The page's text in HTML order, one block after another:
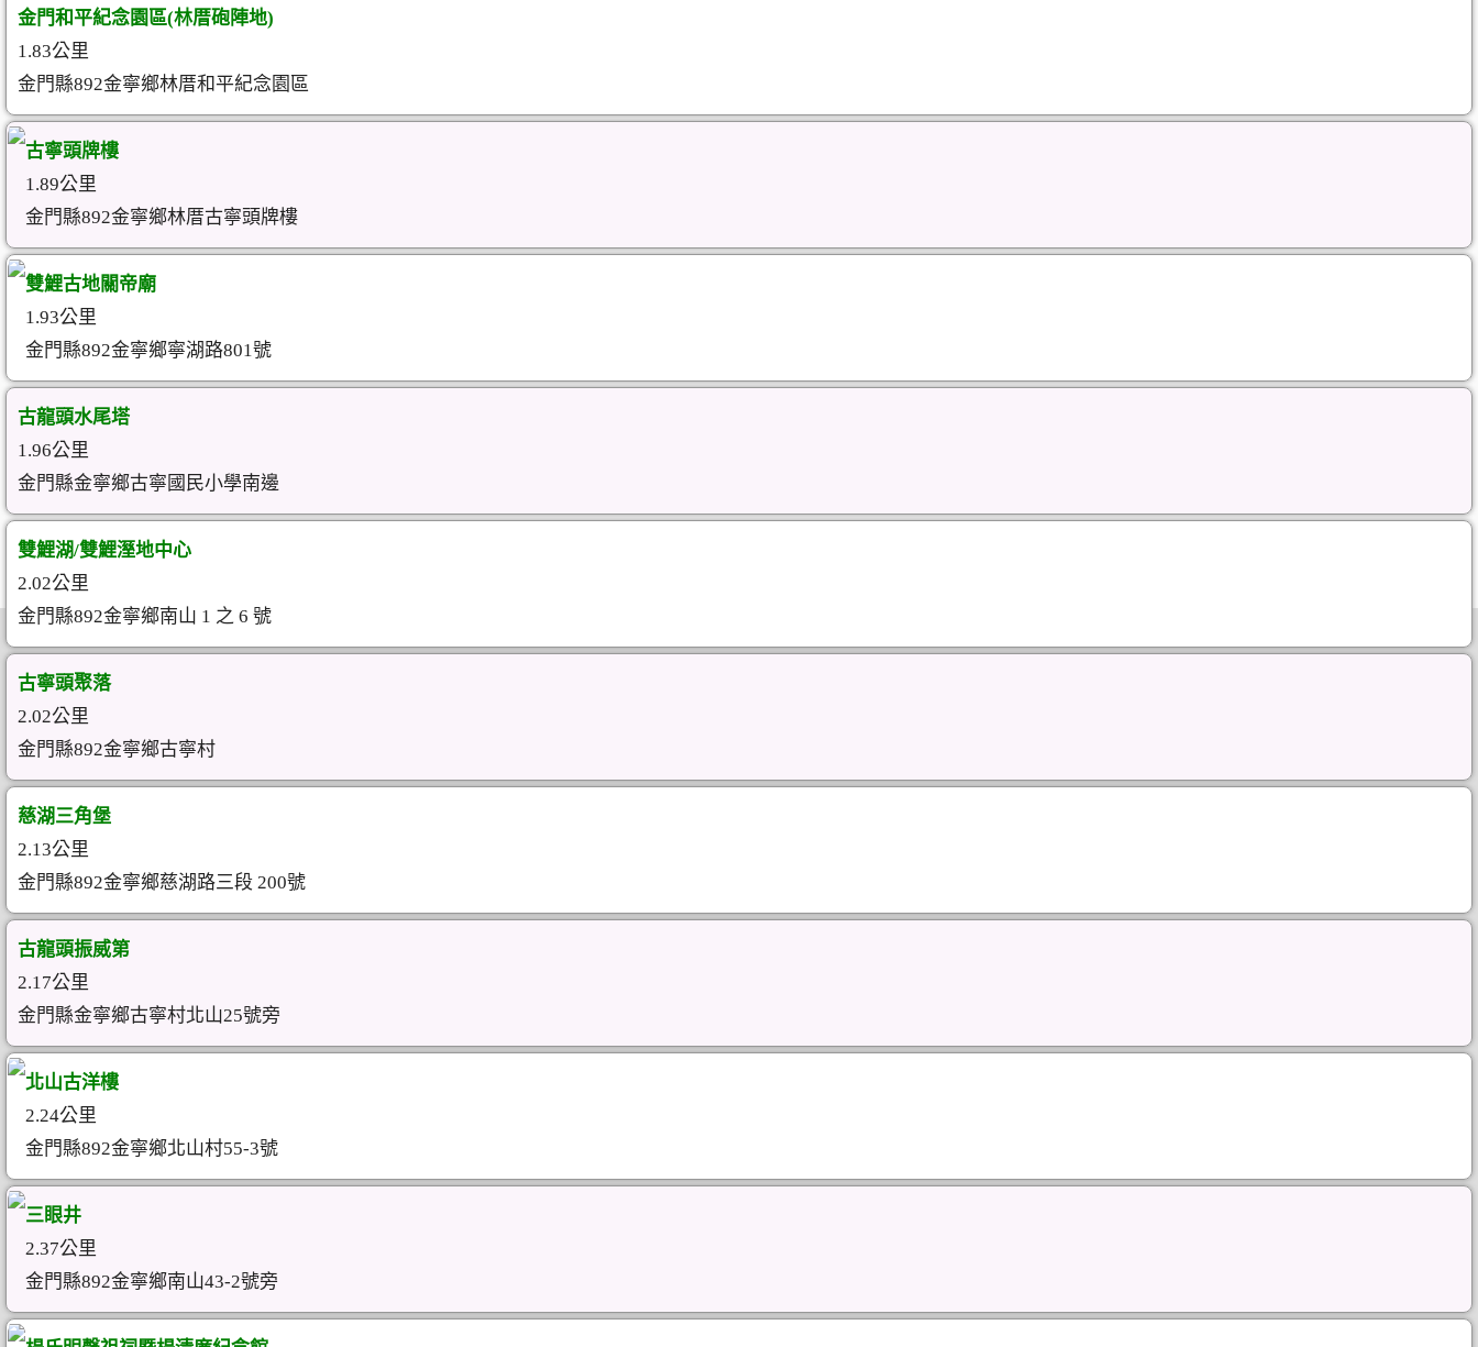
金門和平紀念園區(林厝砲陣地)
1.83公里
金門縣892金寧鄉林厝和平紀念園區
古寧頭牌樓
1.89公里
金門縣892金寧鄉林厝古寧頭牌樓
雙鯉古地關帝廟
1.93公里
金門縣892金寧鄉寧湖路801號
古龍頭水尾塔
1.96公里
金門縣金寧鄉古寧國民小學南邊
雙鯉湖/雙鯉溼地中心
2.02公里
金門縣892金寧鄉南山 1 之 6 號
古寧頭聚落
2.02公里
金門縣892金寧鄉古寧村
慈湖三角堡
2.13公里
金門縣892金寧鄉慈湖路三段 200號
古龍頭振威第
2.17公里
金門縣金寧鄉古寧村北山25號旁
北山古洋樓
2.24公里
金門縣892金寧鄉北山村55-3號
三眼井
2.37公里
金門縣892金寧鄉南山43-2號旁